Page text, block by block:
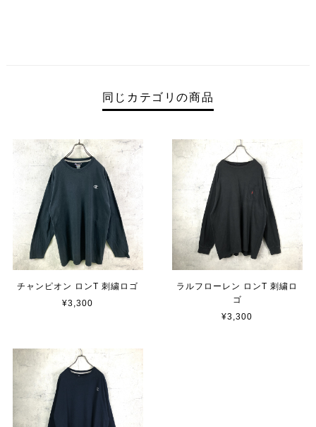
同じカテゴリの商品
チャンピオン ロンT 刺繍ロゴ
¥3,300
ラルフローレン ロンT 刺繍ロ
ゴ
¥3,300